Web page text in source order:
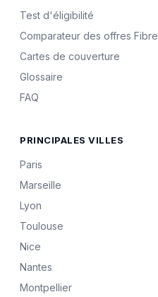
Test d'éligibilité
Comparateur des offres Fibre
Cartes de couverture
Glossaire
FAQ
PRINCIPALES VILLES
Paris
Marseille
Lyon
Toulouse
Nice
Nantes
Montpellier